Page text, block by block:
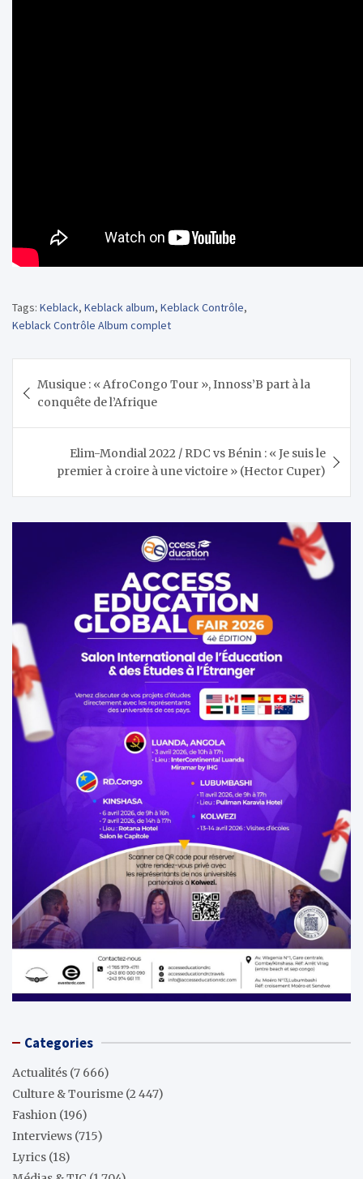
Tags: Keblack, Keblack album, Keblack Contrôle,
Keblack Contrôle Album complet
de
l’article
Musique : « AfroCongo Tour », Innoss’B part à la
conquête de l’Afrique
Elim-Mondial 2022 / RDC vs Bénin : « Je suis le
premier à croire à une victoire » (Hector Cuper)
Categories
Actualités (7 666)
Culture & Tourisme (2 447)
Fashion (196)
Interviews (715)
Lyrics (18)